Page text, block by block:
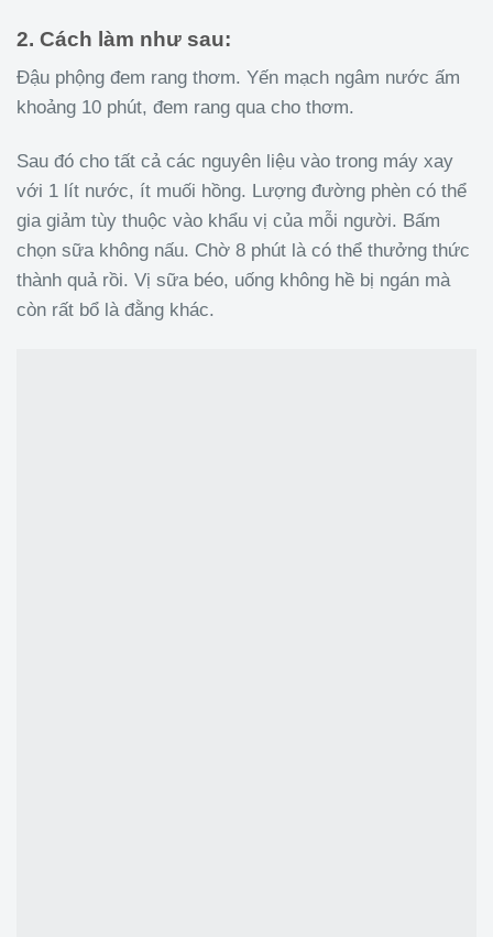
2. Cách làm như sau:
Đậu phộng đem rang thơm. Yến mạch ngâm nước ấm
khoảng 10 phút, đem rang qua cho thơm.
Sau đó cho tất cả các nguyên liệu vào trong máy xay
với 1 lít nước, ít muối hồng. Lượng đường phèn có thể
gia giảm tùy thuộc vào khẩu vị của mỗi người. Bấm
chọn sữa không nấu. Chờ 8 phút là có thể thưởng thức
thành quả rồi. Vị sữa béo, uống không hề bị ngán mà
còn rất bổ là đằng khác.